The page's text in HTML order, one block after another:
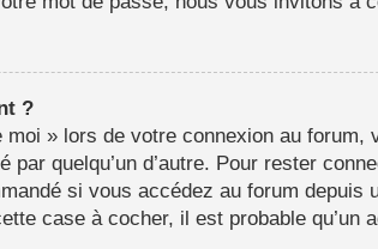
?
» lors de votre connexion au
par quelqu’un d’autre. Pour rester
si vous accédez au forum
case à cocher, il est probable